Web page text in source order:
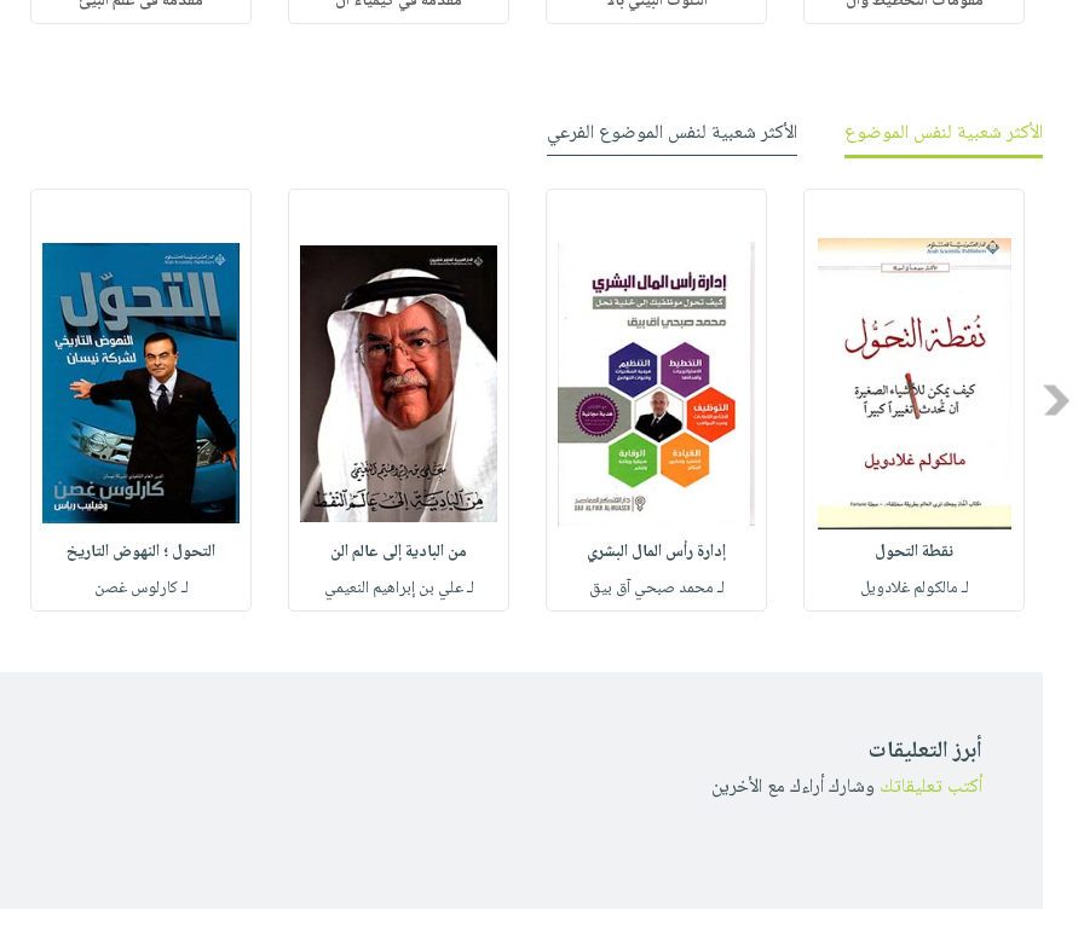
الأكثر شعبية لنفس الموضوع الأكثر شعبية لنفس الموضوع الفرعي
Previous
نقطة التحول
لـ مالكولم غلادويل
إدارة رأس المال البشري
لـ محمد صبحي آق بيق
من البادية إلى عالم الن
لـ علي بن إبراهيم النعيمي
التحول ؛ النهوض التاريخ
لـ كارلوس غصن
أبرز التعليقات
أكتب تعليقاتك وشارك أراءك مع الأخرين